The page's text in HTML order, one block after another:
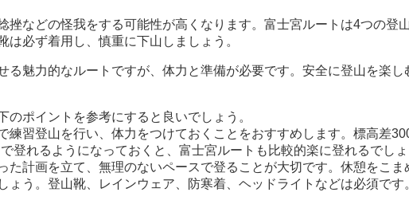
挫などの怪我をする可能性が高くなります。富士宮ルートは4つの登
必ず着用し、慎重に下山しましょう。
る魅力的なルートですが、体力と準備が必要です。安全に登山を楽
ポイントを参考にすると良いでしょう。
練習登山を行い、体力をつけておくことをおすすめします。標高差
登れるようになっておくと、富士宮ルートも比較的楽に登れるでしょ
た計画を立て、無理のないペースで登ることが大切です。休憩をこま
ょう。登山靴、レインウェア、防寒着、ヘッドライトなどは必須で